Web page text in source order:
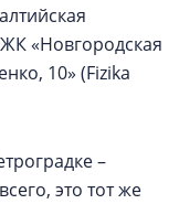
«Новгородская
10» (Fizika
–
это тот же